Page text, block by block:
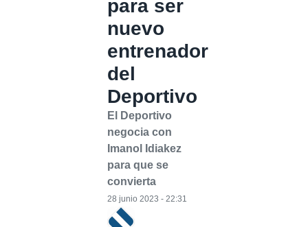
para ser
nuevo
entrenador
del
Deportivo
El Deportivo
negocia con
Imanol Idiakez
para que se
convierta
28 junio 2023 - 22:31